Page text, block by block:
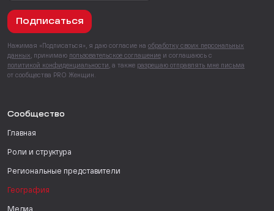
Подписаться
Нажимая «Подписаться», я даю согласие на обработку своих персональных
данных , принимаю пользовательское соглашение и соглашаюсь с
политикой конфиденциальности , а также разрешаю отправлять мне письма
от сообщества PRO Женщин.
Сообщество
Главная
Роли и структура
Региональные представители
География